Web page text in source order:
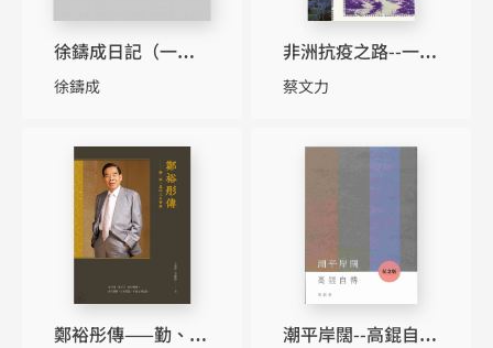
徐鑄成日記（一九
四七－一九六六）
徐鑄成
非洲抗疫之路--一位
香港病毒免疫學家
蔡文力
鄭裕彤傳——勤、
潮平岸闊--高錕自傳